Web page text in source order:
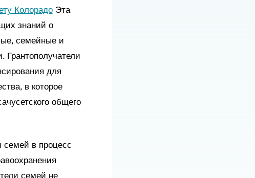
КолорадоЭта
знаний о
семейные и
для
в которое
общего
семей в процесс
семей не